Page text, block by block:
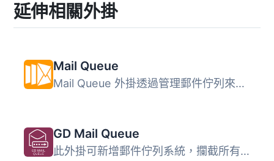
延伸相關外掛
Mail Queue
Mail Queue 外掛透過管理郵件佇列來增強 WordPress 安裝的安...
GD Mail Queue
此外掛可新增郵件佇列系統，攔截所有通過 wp_mail 函式發送的...